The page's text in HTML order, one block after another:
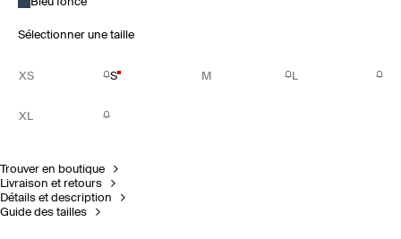
Sélectionner une taille
XS S M L
XL
Trouver en boutique
Livraison et retours
Détails et description
Guide des tailles